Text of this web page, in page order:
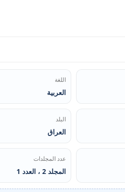
اللغة
العربية
البلد
العراق
عدد المجلدات
المجلد 2 ، العدد 1